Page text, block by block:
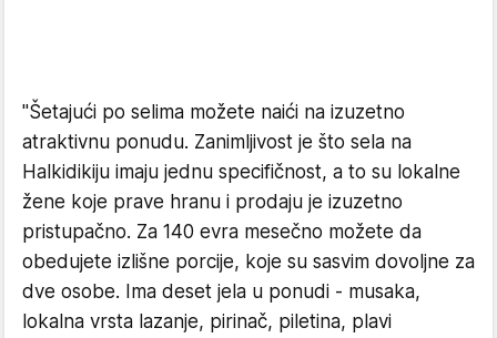
"Šetajući po selima možete naići na izuzetno
atraktivnu ponudu. Zanimljivost je što sela na
Halkidikiju imaju jednu specifičnost, a to su lokalne
žene koje prave hranu i prodaju je izuzetno
pristupačno. Za 140 evra mesečno možete da
obedujete izlišne porcije, koje su sasvim dovoljne za
dve osobe. Ima deset jela u ponudi - musaka,
lokalna vrsta lazanje, pirinač, piletina, plavi